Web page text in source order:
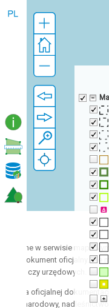
w serwisie
jako dokument oficjalny. Nie
czy urzędowych.
oficjalnej
park narodowy, nadleśnictwo